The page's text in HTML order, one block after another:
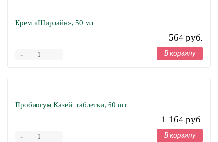
Крем «Ширлайн», 50 мл
564 руб.
+
- В корзину
Пробиогум Казей, таблетки, 60 шт
1 164 руб.
+
- В корзину